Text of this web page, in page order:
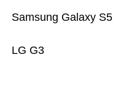
LG G3
Samsung Galaxy S5